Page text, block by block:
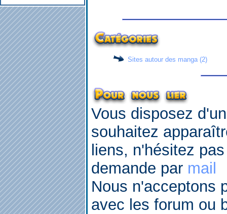
Catégories
Sites autour des manga (2)
Pour nous lier
Vous disposez
souhaitez
liens, n'hésitez
demande par mail
Nous n'acceptons
avec les forum ou